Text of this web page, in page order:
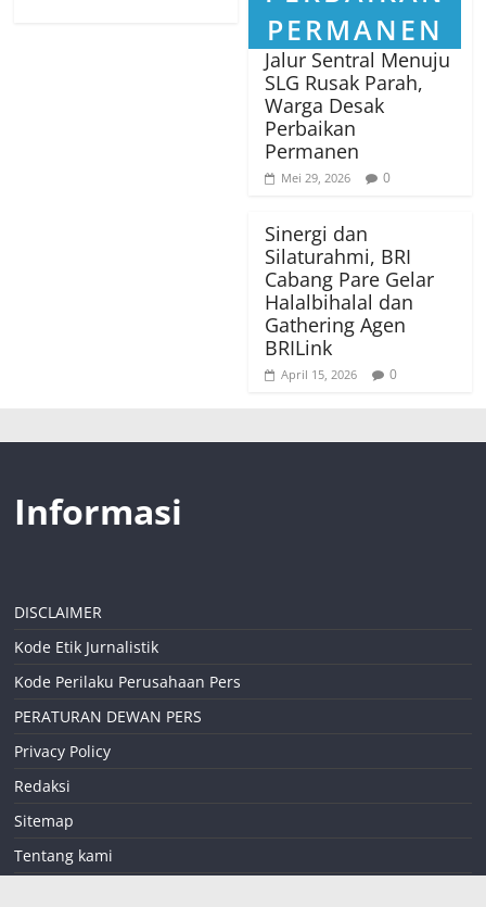
Jalur Sentral Menuju
SLG Rusak Parah,
Warga Desak
Perbaikan
Permanen
Mei 29, 2026 0
Sinergi dan
Silaturahmi, BRI
Cabang Pare Gelar
Halalbihalal dan
Gathering Agen
BRILink
April 15, 2026 0
Informasi
DISCLAIMER
Kode Etik Jurnalistik
Kode Perilaku Perusahaan Pers
PERATURAN DEWAN PERS
Privacy Policy
Redaksi
Sitemap
Tentang kami